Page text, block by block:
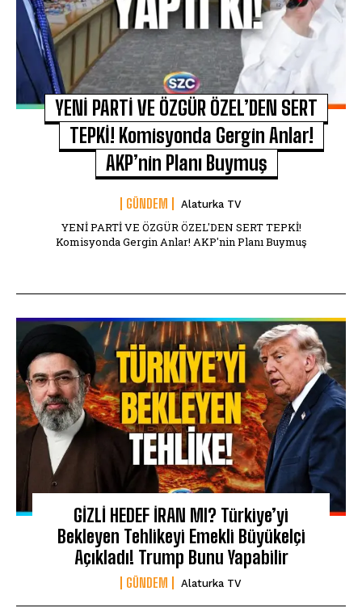
YENİ PARTİ VE ÖZGÜR ÖZEL’DEN SERT
TEPKİ! Komisyonda Gergin Anlar!
AKP’nin Planı Buymuş
GÜNDEM Alaturka TV
YENİ PARTİ VE ÖZGÜR ÖZEL'DEN SERT TEPKİ!
Komisyonda Gergin Anlar! AKP'nin Planı Buymuş
GİZLİ HEDEF İRAN MI? Türkiye’yi
Bekleyen Tehlikeyi Emekli Büyükelçi
Açıkladı! Trump Bunu Yapabilir
GÜNDEM Alaturka TV